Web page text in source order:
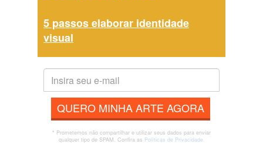
5 passos elaborar identidade
visual
QUERO MINHA ARTE AGORA
* Prometemos não compartilhar e utilizar seus dados para enviar
qualquer tipo de SPAM. Confira as Políticas de Privacidade.